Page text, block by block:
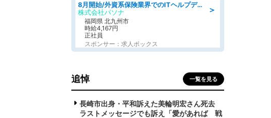
＞
8月開始/外資系保険業界でのITヘルプデスク業務/駅近/即日勤務可/ヘルプデスク
株式会社パソナ
福岡県 北九州市
時給4,167円
正社員
スポンサー：求人ボックス
追悼 一覧を見る
長崎市出身・平和訴えた美輪明宏さん死去
ラストメッセージでも訴え「愛があれば 戦